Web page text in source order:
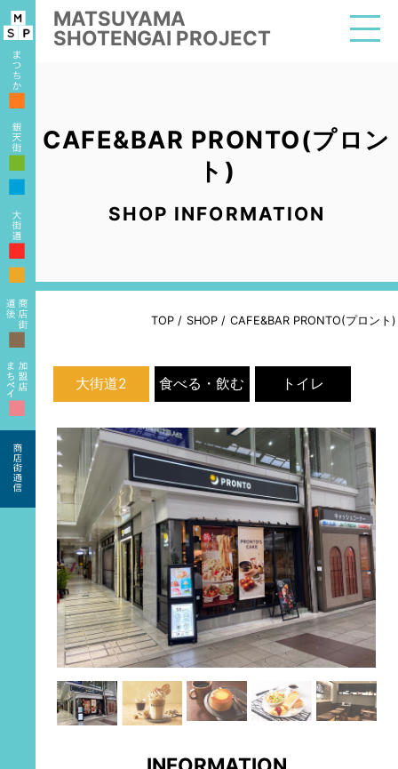
MATSUYAMA
SHOTENGAI PROJECT
■
■
■
■
■
■
■
CAFE&BAR PRONTO(プロン
ト)
SHOP INFORMATION
TOP / SHOP / CAFE&BAR PRONTO(プロント)
大街道2 食べる・飲む トイレ